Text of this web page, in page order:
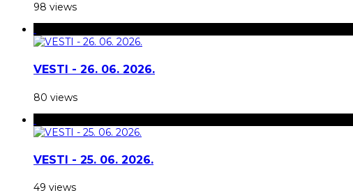
98 views
VESTI - 26. 06. 2026.
80 views
VESTI - 25. 06. 2026.
49 views